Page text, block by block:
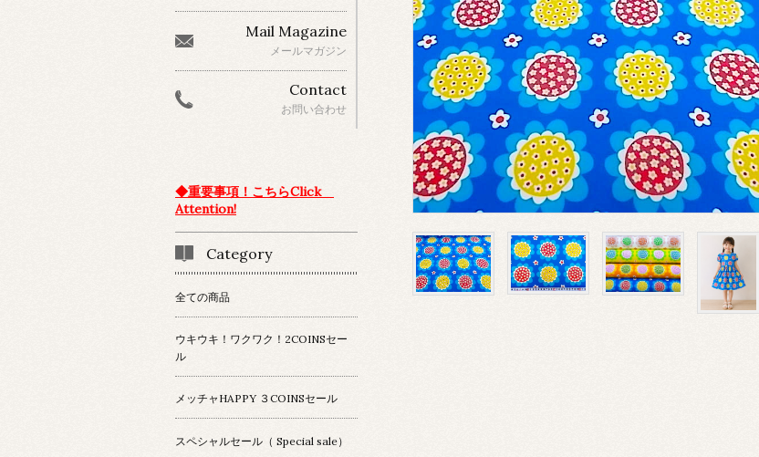
Mail Magazine
メールマガジン
Contact
お問い合わせ
◆重要事項！こちらClick
Attention!
Category
全ての商品
ウキウキ！ワクワク！2COINSセー
ル
メッチャHAPPY ３COINSセール
スペシャルセール（ Special sale）